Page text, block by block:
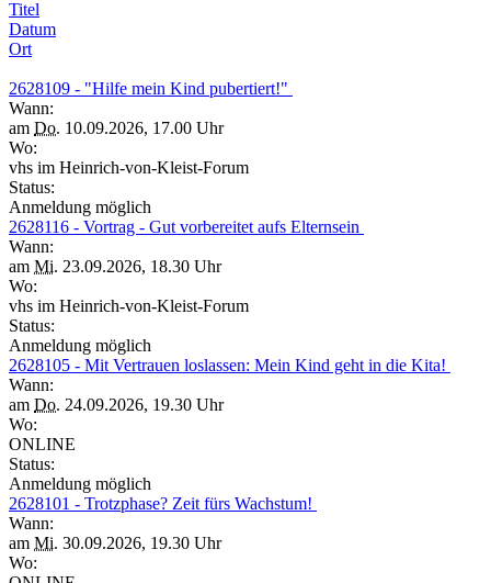
Titel
Datum
Ort
2628109 - "Hilfe mein Kind pubertiert!"
Wann:
am Do. 10.09.2026, 17.00 Uhr
Wo:
vhs im Heinrich-von-Kleist-Forum
Status:
Anmeldung möglich
2628116 - Vortrag - Gut vorbereitet aufs Elternsein
Wann:
am Mi. 23.09.2026, 18.30 Uhr
Wo:
vhs im Heinrich-von-Kleist-Forum
Status:
Anmeldung möglich
2628105 - Mit Vertrauen loslassen: Mein Kind geht in die Kita!
Wann:
am Do. 24.09.2026, 19.30 Uhr
Wo:
ONLINE
Status:
Anmeldung möglich
2628101 - Trotzphase? Zeit fürs Wachstum!
Wann:
am Mi. 30.09.2026, 19.30 Uhr
Wo: